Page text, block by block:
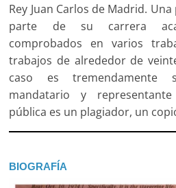
Rey Juan Carlos de Madrid.
parte de su carrera
comprobados en varios
trabajos de alrededor de
caso es tremendamente
mandatario y
pública es un plagiador, un
BIOGRAFÍA